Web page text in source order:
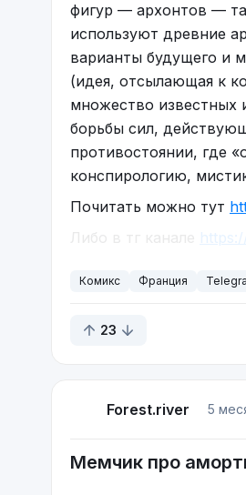
фигур — архонтов —
используют древние
варианты будущего и
(идея, отсылающая к
множество известных
борьбы сил,
противостоянии, где
конспирологию,
Почитать можно тут
Комикс Франция
23
Forest.river 5
Мемчик про